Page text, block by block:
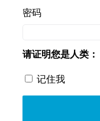
密码
请证明您是人类：
记住我